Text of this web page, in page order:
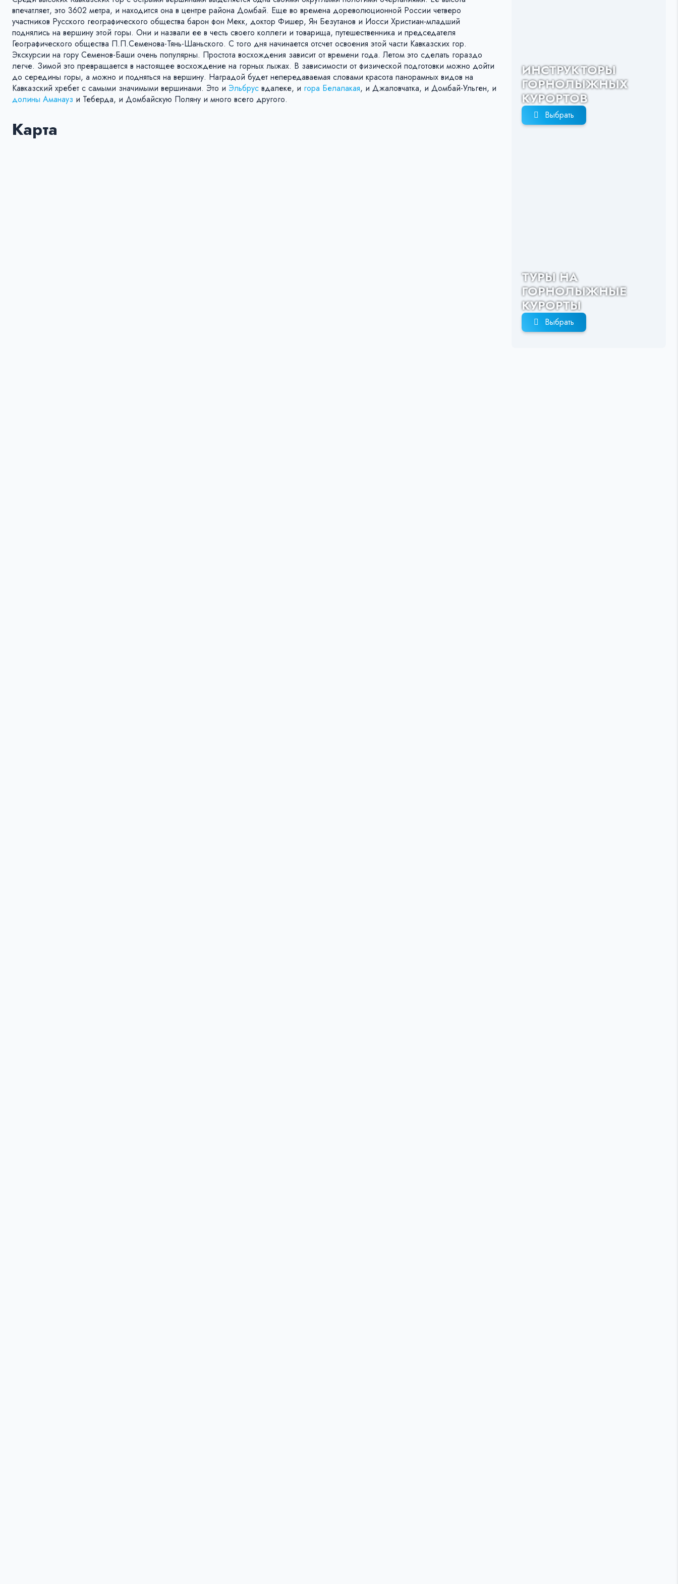
впечатляет, это 3602 метра, и находится она в центре района Домбай. Еще во времена дореволюционной России четверо
участников Русского географического общества барон фон Мекк, доктор Фишер, Ян Безутанов и Иосси Христиан-младший
поднялись на вершину этой горы. Они и назвали ее в честь своего коллеги и товарища, путешественника и председателя
Географического общества П.П.Семенова-Тянь-Шаньского. С того дня начинается отсчет освоения этой части Кавказских гор.
Экскурсии на гору Семенов-Баши очень популярны. Простота восхождения зависит от времени года. Летом это сделать гораздо
легче. Зимой это превращается в настоящее восхождение на горных лыжах. В зависимости от физической подготовки можно дойти
до середины горы, а можно и подняться на вершину. Наградой будет непередаваемая словами красота панорамных видов на
Кавказский хребет с самыми значимыми вершинами. Это и Эльбрус вдалеке, и гора Белалакая, и Джаловчатка, и Домбай-Ульген, и
долины Аманауз и Теберда, и Домбайскую Поляну и много всего другого.
Карта
ИНСТРУКТОРЫ
ГОРНОЛЫЖНЫХ
КУРОРТОВ
Выбрать
ТУРЫ НА
ГОРНОЛЫЖНЫЕ
КУРОРТЫ
Выбрать